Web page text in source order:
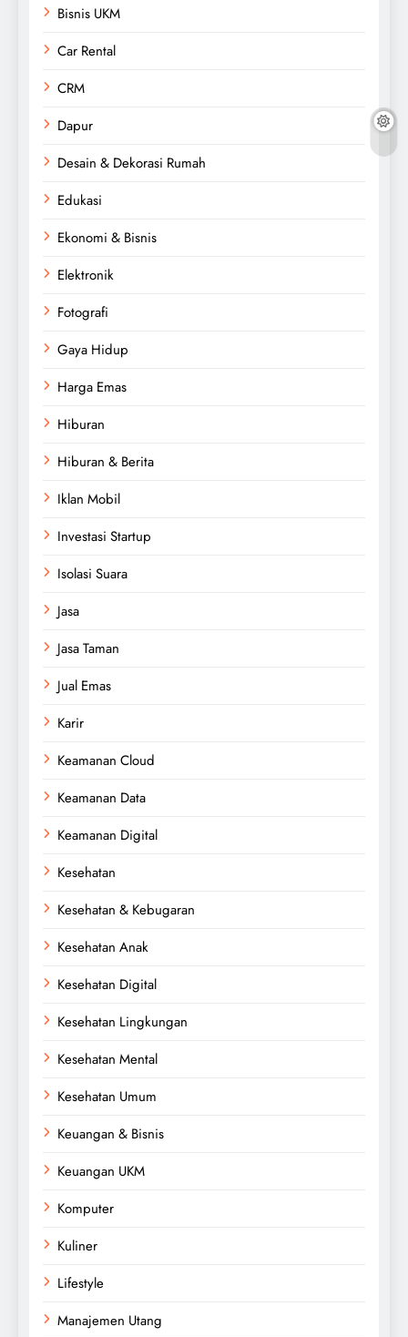
Bisnis UKM
Car Rental
CRM
Dapur
Desain & Dekorasi Rumah
Edukasi
Ekonomi & Bisnis
Elektronik
Fotografi
Gaya Hidup
Harga Emas
Hiburan
Hiburan & Berita
Iklan Mobil
Investasi Startup
Isolasi Suara
Jasa
Jasa Taman
Jual Emas
Karir
Keamanan Cloud
Keamanan Data
Keamanan Digital
Kesehatan
Kesehatan & Kebugaran
Kesehatan Anak
Kesehatan Digital
Kesehatan Lingkungan
Kesehatan Mental
Kesehatan Umum
Keuangan & Bisnis
Keuangan UKM
Komputer
Kuliner
Lifestyle
Manajemen Utang